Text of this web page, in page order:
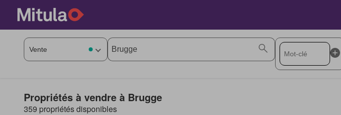
Propriétés à vendre à Brugge
359 propriétés disponibles